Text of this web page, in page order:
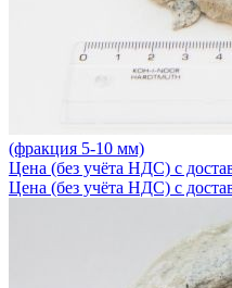
(фракция 5-10 мм)
Цена (без учёта НДС) с
Цена (без учёта НДС) с